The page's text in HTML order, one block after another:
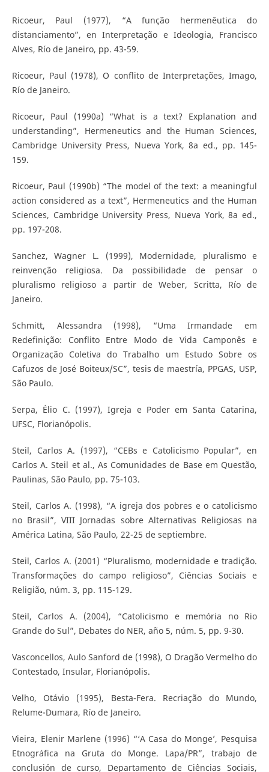
Ricoeur, Paul (1977), “A função hermenêutica do
distanciamento”, en Interpretação e Ideologia, Francisco
Alves, Río de Janeiro, pp. 43-59.
Ricoeur, Paul (1978), O conflito de Interpretações, Imago,
Río de Janeiro.
Ricoeur, Paul (1990a) “What is a text? Explanation and
understanding”, Hermeneutics and the Human Sciences,
Cambridge University Press, Nueva York, 8a ed., pp. 145-
159.
Ricoeur, Paul (1990b) “The model of the text: a meaningful
action considered as a text”, Hermeneutics and the Human
Sciences, Cambridge University Press, Nueva York, 8a ed.,
pp. 197-208.
Sanchez, Wagner L. (1999), Modernidade, pluralismo e
reinvenção religiosa. Da possibilidade de pensar o
pluralismo religioso a partir de Weber, Scritta, Río de
Janeiro.
Schmitt, Alessandra (1998), “Uma Irmandade em
Redefinição: Conflito Entre Modo de Vida Camponês e
Organização Coletiva do Trabalho um Estudo Sobre os
Cafuzos de José Boiteux/SC”, tesis de maestría, PPGAS, USP,
São Paulo.
Serpa, Élio C. (1997), Igreja e Poder em Santa Catarina,
UFSC, Florianópolis.
Steil, Carlos A. (1997), “CEBs e Catolicismo Popular”, en
Carlos A. Steil et al., As Comunidades de Base em Questão,
Paulinas, São Paulo, pp. 75-103.
Steil, Carlos A. (1998), “A igreja dos pobres e o catolicismo
no Brasil”, VIII Jornadas sobre Alternativas Religiosas na
América Latina, São Paulo, 22-25 de septiembre.
Steil, Carlos A. (2001) “Pluralismo, modernidade e tradição.
Transformações do campo religioso”, Ciências Sociais e
Religião, núm. 3, pp. 115-129.
Steil, Carlos A. (2004), “Catolicismo e memória no Rio
Grande do Sul”, Debates do NER, año 5, núm. 5, pp. 9-30.
Vasconcellos, Aulo Sanford de (1998), O Dragão Vermelho do
Contestado, Insular, Florianópolis.
Velho, Otávio (1995), Besta-Fera. Recriação do Mundo,
Relume-Dumara, Río de Janeiro.
Vieira, Elenir Marlene (1996) “‘A Casa do Monge’, Pesquisa
Etnográfica na Gruta do Monge. Lapa/PR”, trabajo de
conclusión de curso, Departamento de Ciências Sociais,